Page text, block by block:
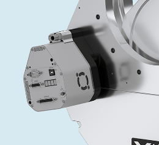
圧力リリーフ／ベントバルブ
ガス封入弁
3ポジションバルブ
バキュームチェックバルブ
緊急遮断/ビームストッパーバルブ
OLEDのインクジェット印刷
サブファブシステム
医薬品の凍結乾燥
あなたのアプリケーション
Analyst coverage
Contact for investors
News services
Glossary
連絡先